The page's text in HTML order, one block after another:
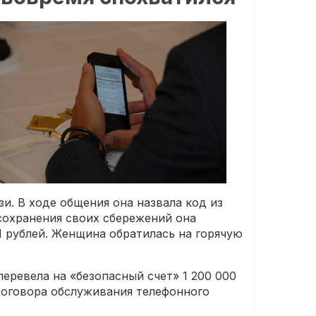
В ходе общения она назвала код из
своих сбережений она
Женщина обратилась на горячую
на «безопасный счет» 1 200 000
обслуживания телефонного